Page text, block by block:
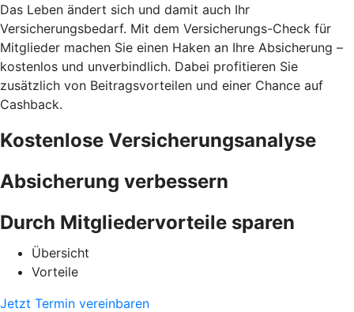
Das Leben ändert sich und damit auch Ihr
Versicherungsbedarf. Mit dem Versicherungs-Check für
Mitglieder machen Sie einen Haken an Ihre Absicherung –
kostenlos und unverbindlich. Dabei profitieren Sie
zusätzlich von Beitragsvorteilen und einer Chance auf
Cashback.
Kostenlose Versicherungsanalyse
Absicherung verbessern
Durch Mitgliedervorteile sparen
Übersicht
Vorteile
Jetzt Termin vereinbaren